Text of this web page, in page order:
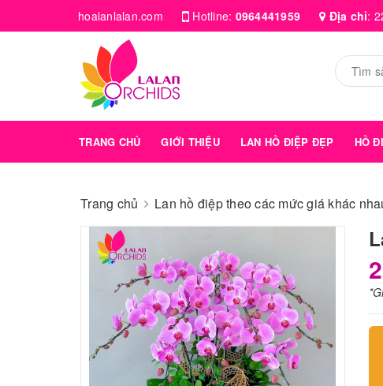
hoalanlalan.com Hotline: 0964441959 Địa chỉ:
TRANG CHỦ GIỚI THIỆU LAN HỒ ĐIỆP ĐẸP HỒ
Trang chủ Lan hồ điệp theo các mức giá khác